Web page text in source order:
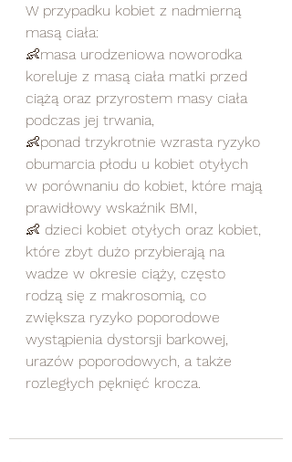
W przypadku kobiet z nadmierną
masą ciała:
👶masa urodzeniowa noworodka
koreluje z masą ciała matki przed
ciążą oraz przyrostem masy ciała
podczas jej trwania,
👶ponad trzykrotnie wzrasta ryzyko
obumarcia płodu u kobiet otyłych
w porównaniu do kobiet, które mają
prawidłowy wskaźnik BMI,
👶 dzieci kobiet otyłych oraz kobiet,
które zbyt dużo przybierają na
wadze w okresie ciąży, często
rodzą się z makrosomią, co
zwiększa ryzyko poporodowe
wystąpienia dystorsji barkowej,
urazów poporodowych, a także
rozległych pęknięć krocza.